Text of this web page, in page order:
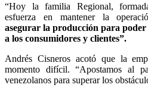
“Hoy la familia Regional,
esfuerza en mantener la
asegurar la producción para
a los consumidores y clientes”.
Andrés Cisneros acotó que la
momento difícil. “Apostamos al
venezolanos para superar los